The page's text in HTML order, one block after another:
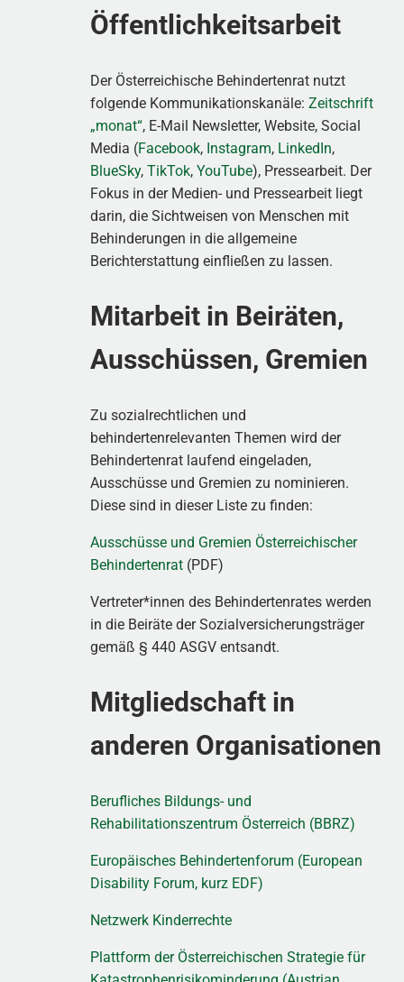
Öffentlichkeitsarbeit
Der Österreichische Behindertenrat nutzt
folgende Kommunikationskanäle:Zeitschrift
„monat“, E-Mail Newsletter, Website, Social
Media (Facebook, Instagram, LinkedIn,
BlueSky,TikTok,YouTube), Pressearbeit. Der
Fokus in der Medien- und Pressearbeit liegt
darin, die Sichtweisen von Menschen mit
Behinderungen in die allgemeine
Berichterstattung einfließen zu lassen.
Mitarbeit in Beiräten,
Ausschüssen, Gremien
Zu sozialrechtlichen und
behindertenrelevanten Themen wird der
Behindertenrat laufend eingeladen,
Ausschüsse und Gremien zu nominieren.
Diese sind in dieser Liste zu finden:
Ausschüsse und Gremien Österreichischer
Behindertenrat (PDF)
Vertreter*innen des Behindertenrates werden
in die Beiräte der Sozialversicherungsträger
gemäß § 440 ASGV entsandt.
Mitgliedschaft in
anderen Organisationen
Berufliches Bildungs- und
Rehabilitationszentrum Österreich (BBRZ)
Europäisches Behindertenforum (European
Disability Forum, kurz EDF)
Netzwerk Kinderrechte
Plattform der Österreichischen Strategie für